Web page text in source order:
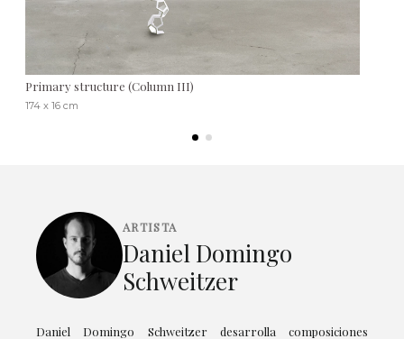
Primary structure (Column III)
174 x 16 cm
ARTISTA
Daniel Domingo
Schweitzer
Daniel Domingo Schweitzer desarrolla composiciones